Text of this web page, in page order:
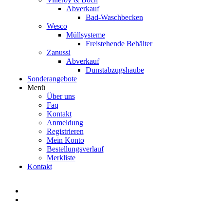
Abverkauf
Bad-Waschbecken
Wesco
Müllsysteme
Freistehende Behälter
Zanussi
Abverkauf
Dunstabzugshaube
Sonderangebote
Menü
Über uns
Faq
Kontakt
Anmeldung
Registrieren
Mein Konto
Bestellungsverlauf
Merkliste
Kontakt